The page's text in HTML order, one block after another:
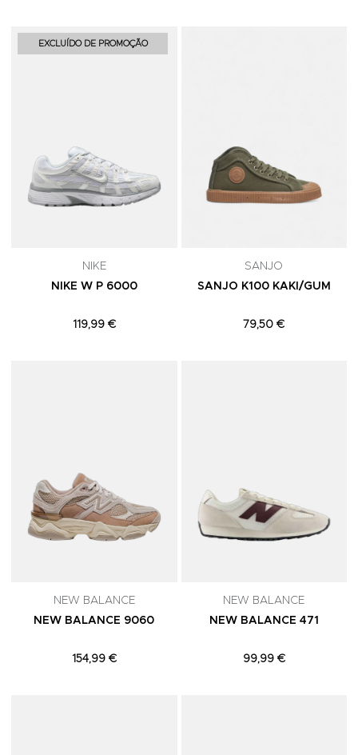
EXCLUÍDO DE PROMOÇÃO
NIKE
NIKE W P 6000
119,99 €
SANJO
SANJO K100 KAKI/GUM
79,50 €
NEW BALANCE
NEW BALANCE 9060
154,99 €
NEW BALANCE
NEW BALANCE 471
99,99 €